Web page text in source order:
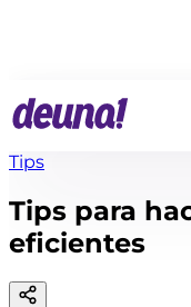
Tips
Tips para
eficientes